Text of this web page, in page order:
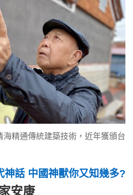
精通傳統建築技術，近年獲頒台
神話 中國神獸你又知幾多?
安康